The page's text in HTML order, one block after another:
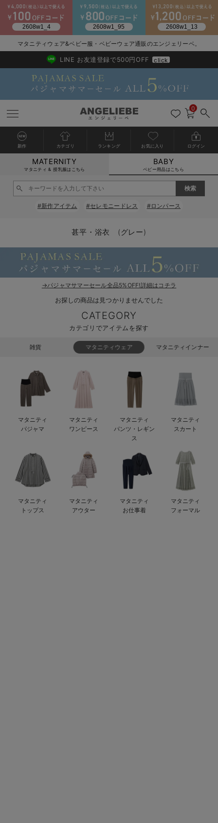
新生児服全て
ベビー服全て
ロンパース・カバーオール
ベビー ブルマ
ベビー スカート
ベビー セットアップ
ベビー帽子（新生児・乳児）
新生児スリーパー・ベビーパジャマ
ベビーシューズ・ファーストシューズ・ベビー靴下
ベビー 小物
シーズンアイテム全て
ベビー・新生児 寝具全て
ベビーベッド・布団 （ベビー・新生児）
ベビー 雑貨全て
ベビーチェア（ハイローチェア）・ベビーラック
ベビー 雑貨 小物
ベビー安全グッズ
授乳・調乳・お食事
赤ちゃん 洗剤・洗濯用品・お掃除
赤ちゃん お風呂・ベビースキンケア
おむつ関連グッズ
お出かけグッズ全て
ベビー｜季節の特集全て
猛暑からベビーを守るひんやりグッズ
ベビーの動物なりきり特集
ベビー 夏のお役立ちグッズ特集
【素材別】ベビーロンパース特集
アウトレット全て
【アウトレット】ワンピース
【アウトレット】パジャマ
【アウトレット】インナー
【アウトレット】ベビー
特集全て
抗菌防臭加工
コットン素材
ブラトップ
快適機能ウェア特集 トップス
快適機能ウェア特集 ボトムス
快適機能ウェア特集 パジャマ
安心の日本製。先輩ママが買ってよかった！本当に必要な出産準備品
ハレの日に着るANGELIEBEのセレモニー
買って正解！高評価レビューアイテム
再入荷全て
再入荷｜インナー
戻る
送料無料アイテム全て
ワンピース
スカート
パジャマ
インナー
ベビー
戻る
ブラキャミ おまとめ
MAX55%OFF ブラックフ
戻る
【37周年祭セール】
【37周年祭セール】
戻る
気温差別オススメア
【15℃】3月下旬～
戻る
動きやすく着回しで
戻る
強撚スムース(コスパ
戻る
マタニティウェア
【おまとめ割】パジ
戻る
こだわりの履き心地
カジュアル
オフィス
戻る
ジャケット派
きれいめ美脚パンツ派
ツィード派
王道シンプル派
戻る
出産準備応援割全て
マタニティパジャマ
戻る
【オフィスカジュア
戻る
レギンスタイプ
戻る
【フォーマル】ワン
戻る
【ベビー】長袖
戻る
ハンカチ
短肌着
セット
戻る
快適ウェア10%OFF
快適ウェア10%OFF
戻る
春のマタニティワン
セットアップ・ レイ
ジャンパースカート/
ワーク・オフィス
カジュアル
あったかアイテム｜
戻る
Gift Selection 出産
〜3,000円（税込）
10,001円（税込）〜
女の子におススメの
男の子におススメの
もらって嬉しいギフト
何枚あっても嬉しい
長く使えるアイテム
お部屋映えアイテム
戻る
冬の冷え対策インナ
薄くてあったか
保温&リカバリー
レギンス・タイツ
カップ付きインナー
裏起毛素材
戻る
入院準備の持ち物チ
入院してすぐ使うグ
戻る
冬のあったか特集全て
【冬のあったか特集
【冬のあったか特集
マタニティウェア&ベビー服・ベビーウェア通販のエンジェリーベ。
2026/NewArrival
送料495円(一部地域を除く) 7,700円以上で送料無料
LINE お友達登録で500円OFF click
0
新作 カテゴリ ランキング お気に入り ログイン
MATERNITY
マタニティ & 授乳服はこちら
BABY
ベビー用品はこちら
#新作アイテム #セレモニードレス #ロンパース
甚平・浴衣 (グレー)
→パジャマサマーセール全品5%OFF!詳細はコチラ
お探しの商品は見つかりませんでした
CATEGORY
カテゴリでアイテムを探す
雑貨 マタニティウェア マタニティインナー
マタニティ
パジャマ
マタニティ
ワンピース
マタニティ
パンツ・レギン
ス
マタニティ
スカート
マタニティ
トップス
マタニティ
アウター
マタニティ
お仕事着
マタニティ
フォーマル
カートに入れる
閉じる